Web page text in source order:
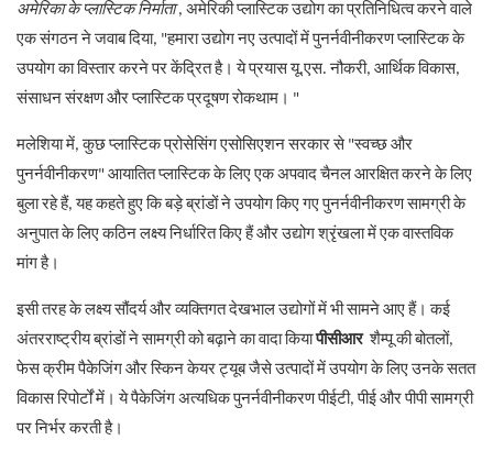
अमेरिका के प्लास्टिक निर्माता, अमेरिकी प्लास्टिक उद्योग का प्रतिनिधित्व करने वाले
एक संगठन ने जवाब दिया, "हमारा उद्योग नए उत्पादों में पुनर्नवीनीकरण प्लास्टिक के
उपयोग का विस्तार करने पर केंद्रित है। ये प्रयास यू.एस. नौकरी, आर्थिक विकास,
संसाधन संरक्षण और प्लास्टिक प्रदूषण रोकथाम। "
मलेशिया में, कुछ प्लास्टिक प्रोसेसिंग एसोसिएशन सरकार से "स्वच्छ और
पुनर्नवीनीकरण" आयातित प्लास्टिक के लिए एक अपवाद चैनल आरक्षित करने के लिए
बुला रहे हैं, यह कहते हुए कि बड़े ब्रांडों ने उपयोग किए गए पुनर्नवीनीकरण सामग्री के
अनुपात के लिए कठिन लक्ष्य निर्धारित किए हैं और उद्योग श्रृंखला में एक वास्तविक
मांग है।
इसी तरह के लक्ष्य सौंदर्य और व्यक्तिगत देखभाल उद्योगों में भी सामने आए हैं। कई
अंतरराष्ट्रीय ब्रांडों ने सामग्री को बढ़ाने का वादा कियापीसीआर शैम्पू की बोतलों,
फेस क्रीम पैकेजिंग और स्किन केयर ट्यूब जैसे उत्पादों में उपयोग के लिए उनके सतत
विकास रिपोर्टों में। ये पैकेजिंग अत्यधिक पुनर्नवीनीकरण पीईटी, पीई और पीपी सामग्री
पर निर्भर करती है।